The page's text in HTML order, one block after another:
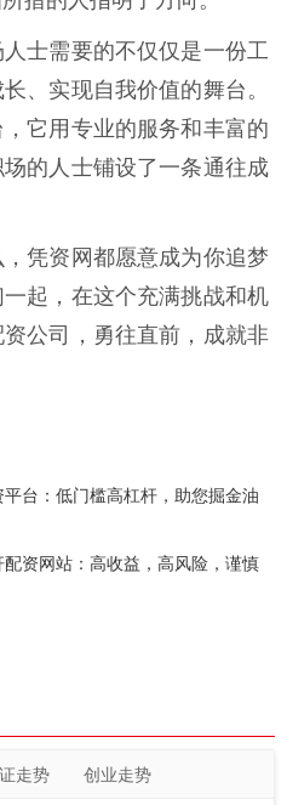
士需要的不仅仅是一份工
、实现自我价值的舞台。
它用专业的服务和丰富的
的人士铺设了一条通往成
凭资网都愿意成为你追梦
起，在这个充满挑战和机
公司，勇往直前，成就非
台：低门槛高杠杆，助您掘金油
资网站：高收益，高风险，谨慎
走势 创业走势